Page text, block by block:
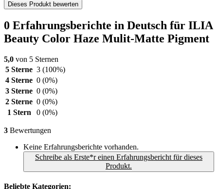
Dieses Produkt bewerten
0 Erfahrungsberichte in Deutsch für ILIA
Beauty Color Haze Mulit-Matte Pigment
5,0 von 5 Sternen
5 Sterne 3 (100%)
4 Sterne 0 (0%)
3 Sterne 0 (0%)
2 Sterne 0 (0%)
1 Stern
0 (0%)
3 Bewertungen
Keine Erfahrungsberichte vorhanden.
Schreibe als Erste*r einen Erfahrungsbericht für dieses
Produkt.
Beliebte Kategorien: